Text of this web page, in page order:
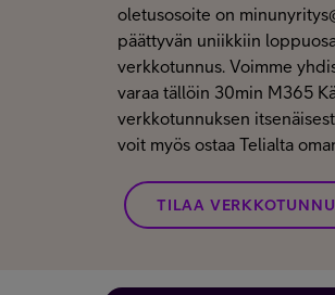
oletusosoite on
päättyvän uniikkiin
verkkotunnus. Voimme
varaa tällöin 30min M365
verkkotunnuksen
voit myös ostaa Telialta
TILAA